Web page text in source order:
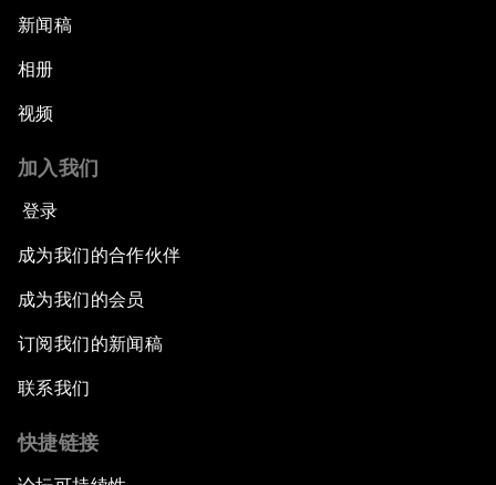
新闻稿
相册
视频
加入我们
登录
成为我们的合作伙伴
成为我们的会员
订阅我们的新闻稿
联系我们
快捷链接